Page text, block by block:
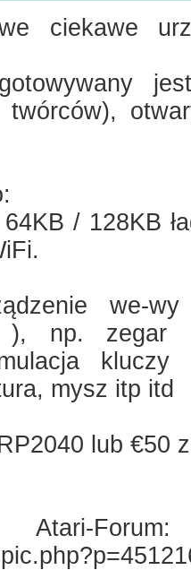
ciekawe
/ 128KB
we-
), np. zegar
kluczy
mysz itp itd
lub €50